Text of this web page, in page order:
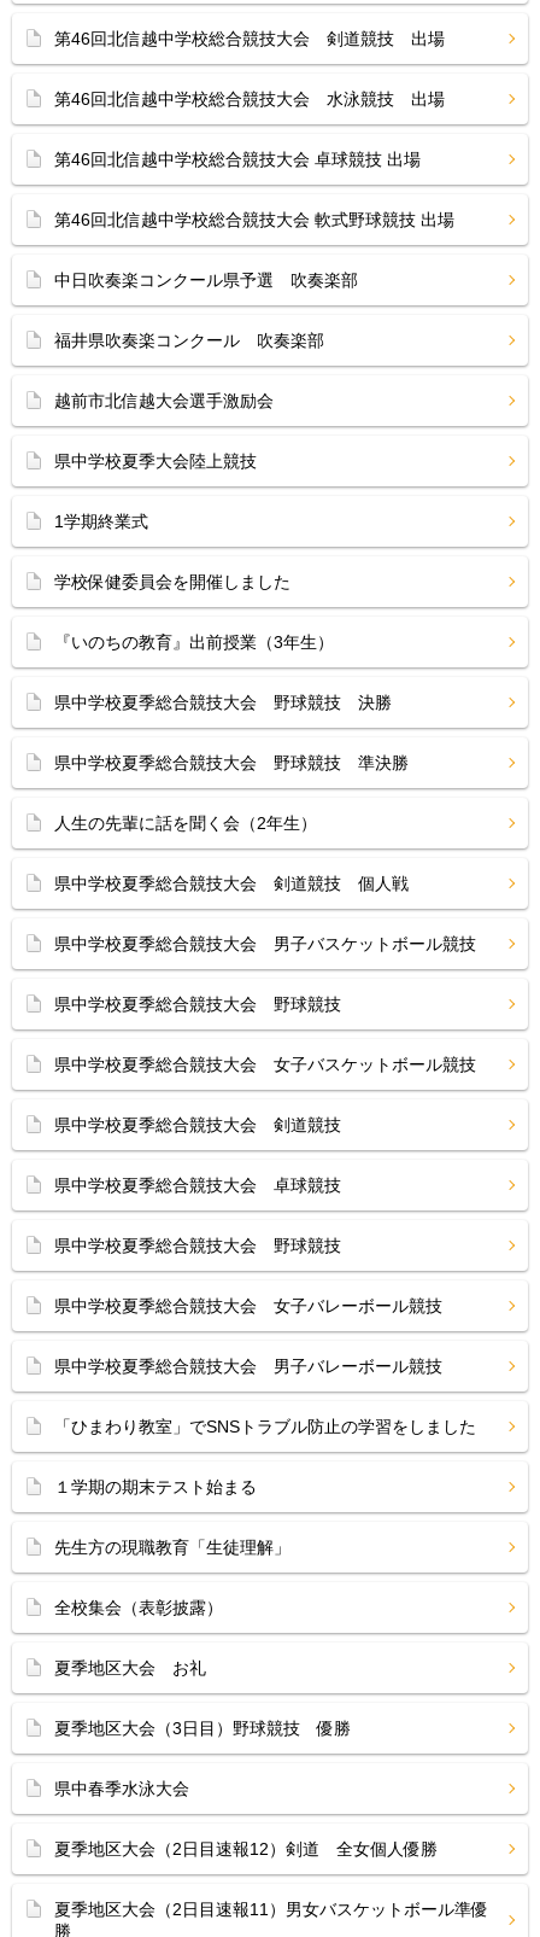
第46回北信越中学校総合競技大会 剣道競技 出場
第46回北信越中学校総合競技大会 水泳競技 出場
第46回北信越中学校総合競技大会 卓球競技 出場
第46回北信越中学校総合競技大会 軟式野球競技 出場
中日吹奏楽コンクール県予選 吹奏楽部
福井県吹奏楽コンクール 吹奏楽部
越前市北信越大会選手激励会
県中学校夏季大会陸上競技
1学期終業式
学校保健委員会を開催しました
『いのちの教育』出前授業（3年生）
県中学校夏季総合競技大会 野球競技 決勝
県中学校夏季総合競技大会 野球競技 準決勝
人生の先輩に話を聞く会（2年生）
県中学校夏季総合競技大会 剣道競技 個人戦
県中学校夏季総合競技大会 男子バスケットボール競技
県中学校夏季総合競技大会 野球競技
県中学校夏季総合競技大会 女子バスケットボール競技
県中学校夏季総合競技大会 剣道競技
県中学校夏季総合競技大会 卓球競技
県中学校夏季総合競技大会 野球競技
県中学校夏季総合競技大会 女子バレーボール競技
県中学校夏季総合競技大会 男子バレーボール競技
「ひまわり教室」でSNSトラブル防止の学習をしました
１学期の期末テスト始まる
先生方の現職教育「生徒理解」
全校集会（表彰披露）
夏季地区大会 お礼
夏季地区大会（3日目）野球競技 優勝
県中春季水泳大会
夏季地区大会（2日目速報12）剣道 全女個人優勝
夏季地区大会（2日目速報11）男女バスケットボール準優
勝